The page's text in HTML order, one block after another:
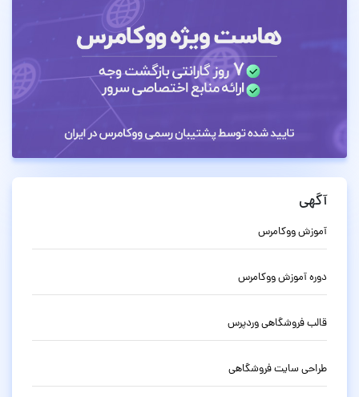
آگهی
آموزش ووکامرس
دوره آموزش ووکامرس
قالب فروشگاهی وردپرس
طراحی سایت فروشگاهی